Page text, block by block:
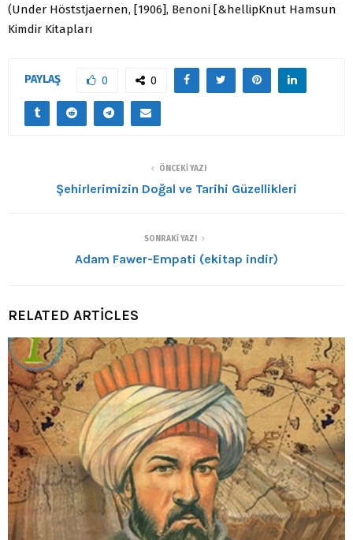
(Under Höststjaernen, [1906], Benoni [&hellipKnut Hamsun
Kimdir Kitapları
PAYLAŞ 0 0
ÖNCEKI YAZI
Şehirlerimizin Doğal ve Tarihi Güzellikleri
SONRAKI YAZI
Adam Fawer-Empati (ekitap indir)
RELATED ARTICLES